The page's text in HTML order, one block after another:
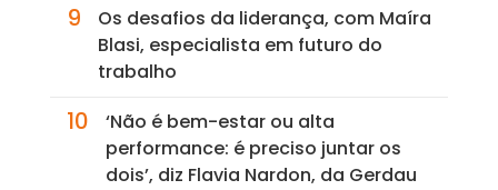
9
Os desafios da liderança, com Maíra
Blasi, especialista em futuro do
trabalho
10
‘Não é bem-estar ou alta
performance: é preciso juntar os
dois’, diz Flavia Nardon, da Gerdau